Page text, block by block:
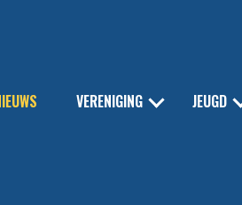
VERENIGING JEUGD